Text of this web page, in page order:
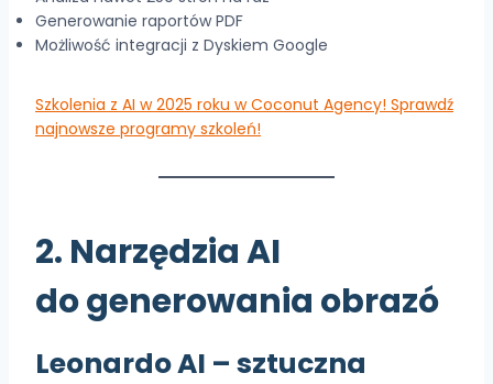
Generowanie raportów PDF
Możliwość integracji z Dyskiem Google
Szkolenia z AI w 2025 roku w Coconut Agency! Sprawdź
najnowsze programy szkoleń!
2. Narzędzia AI
do generowania obrazó
Leonardo AI – sztuczna